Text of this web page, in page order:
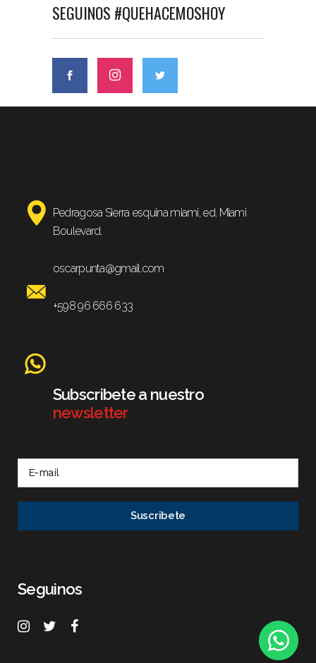
SEGUINOS #QUEHACEMOSHOY
Pedragosa Sierra esquina miami, ed. Miami
Boulevard.
oscarpunta@gmail.com
+598 96 666 633
Subscribete a nuestro
newsletter
Seguinos